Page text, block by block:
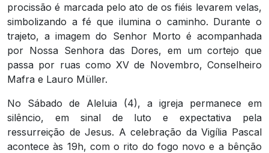
procissão é marcada pelo ato de os fiéis levarem velas,
simbolizando a fé que ilumina o caminho. Durante o
trajeto, a imagem do Senhor Morto é acompanhada
por Nossa Senhora das Dores, em um cortejo que
passa por ruas como XV de Novembro, Conselheiro
Mafra e Lauro Müller.
No Sábado de Aleluia (4), a igreja permanece em
silêncio, em sinal de luto e expectativa pela
ressurreição de Jesus. A celebração da Vigília Pascal
acontece às 19h, com o rito do fogo novo e a bênção